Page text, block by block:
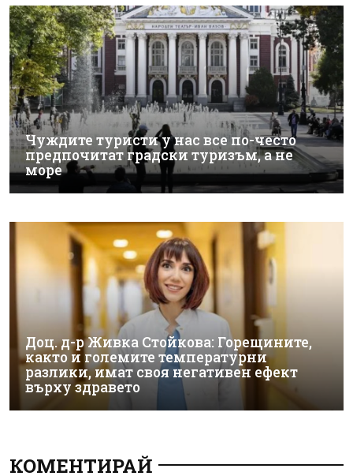
Чуждите туристи у нас все по-често
предпочитат градски туризъм, а не
море
Доц. д-р Живка Стойкова: Горещините,
както и големите температурни
разлики, имат своя негативен ефект
върху здравето
КОМЕНТИРАЙ